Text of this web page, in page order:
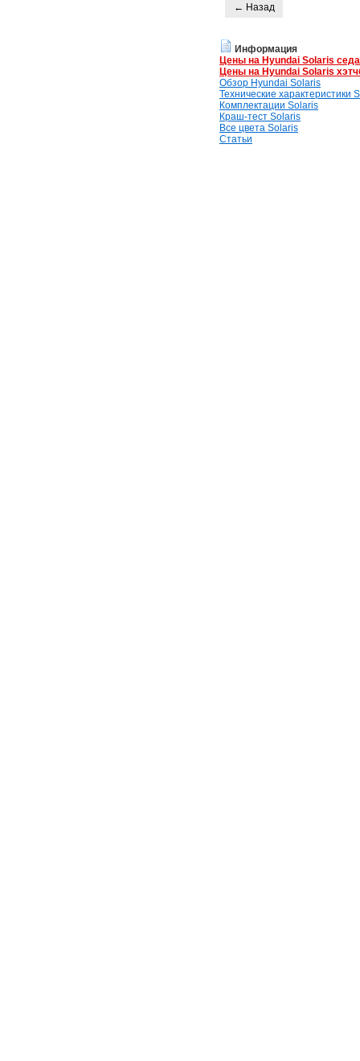
← Назад
Информация
Цены на Hyundai Solaris
Цены на Hyundai Solaris
Обзор Hyundai Solaris
Технические характеристики
Комплектации Solaris
Краш-тест Solaris
Все цвета Solaris
Статьи